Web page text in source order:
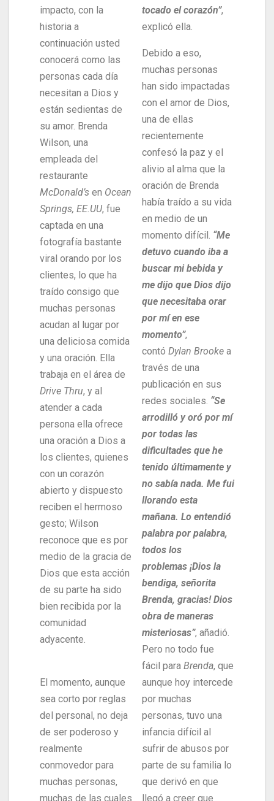
impacto, con la
historia a
continuación usted
conocerá como las
personas cada día
necesitan a Dios y
están sedientas de
su amor. Brenda
Wilson, una
empleada del
restaurante
McDonald’s en Ocean
Springs, EE.UU, fue
captada en una
fotografía bastante
viral orando por los
clientes, lo que ha
traído consigo que
muchas personas
acudan al lugar por
una deliciosa comida
y una oración. Ella
trabaja en el área de
Drive Thru, y al
atender a cada
persona ella ofrece
una oración a Dios a
los clientes, quienes
con un corazón
abierto y dispuesto
reciben el hermoso
gesto; Wilson
reconoce que es por
medio de la gracia de
Dios que esta acción
de su parte ha sido
bien recibida por la
comunidad
adyacente.
El momento, aunque
sea corto por reglas
del personal, no deja
de ser poderoso y
realmente
conmovedor para
muchas personas,
muchas de las cuales
tocado el corazón”,
explicó ella.
Debido a eso,
muchas personas
han sido impactadas
con el amor de Dios,
una de ellas
recientemente
confesó la paz y el
alivio al alma que la
oración de Brenda
había traído a su vida
en medio de un
momento difícil. “Me
detuvo cuando iba a
buscar mi bebida y
me dijo que Dios dijo
que necesitaba orar
por mí en ese
momento”,
contó Dylan Brooke a
través de una
publicación en sus
redes sociales. “Se
arrodilló y oró por mí
por todas las
dificultades que he
tenido últimamente y
no sabía nada. Me fui
llorando esta
mañana. Lo entendió
palabra por palabra,
todos los
problemas ¡Dios la
bendiga, señorita
Brenda, gracias! Dios
obra de maneras
misteriosas”, añadió.
Pero no todo fue
fácil para Brenda, que
aunque hoy intercede
por muchas
personas, tuvo una
infancia difícil al
sufrir de abusos por
parte de su familia lo
que derivó en que
llegó a creer que